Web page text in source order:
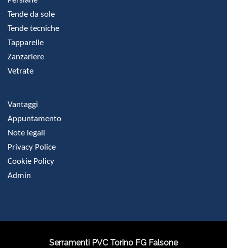
Tende da sole
Tende tecniche
Tapparelle
Zanzariere
Vetrate
Vantaggi
Appuntamento
Note legali
Privacy Police
Cookie Policy
Admin
Serramenti PVC Torino FG Falsone